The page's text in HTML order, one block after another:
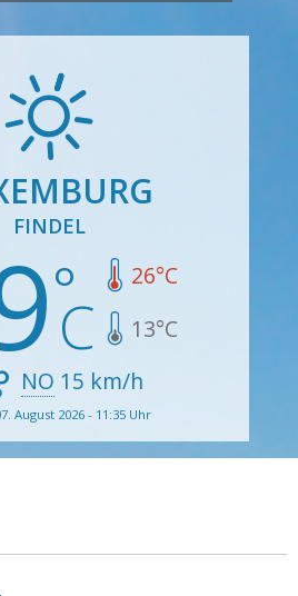
FINDEL
26°C
13°C
NO 15 km/h
August 2026 - 11:35 Uhr